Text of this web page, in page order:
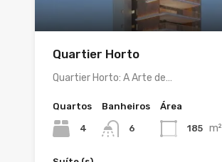
Quartier Horto
Quartier Horto: A Arte de…
Quartos
4
Banheiros
6
Área
185 m²